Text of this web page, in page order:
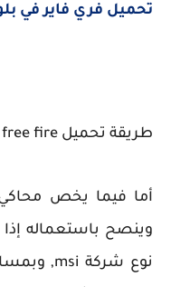
تحميل فري فاير في
طريقة تحميل free fire في msi player
وينصح باستعماله